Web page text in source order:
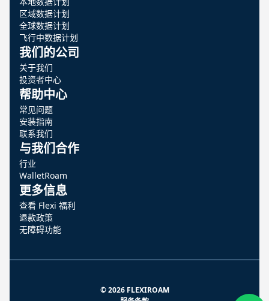
区域数据计划
全球数据计划
飞行中数据计划
我们的公司
关于我们
投资者中心
帮助中心
常见问题
安装指南
联系我们
与我们合作
行业
WalletRoam
更多信息
查看 Flexi 福利
退款政策
无障碍功能
© 2026 FLEXIROAM